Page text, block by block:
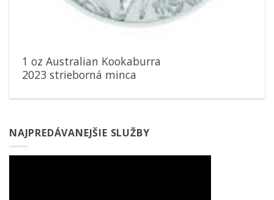
1 oz Australian Kookaburra
2023 strieborná minca
NAJPREDÁVANEJŠIE SLUŽBY